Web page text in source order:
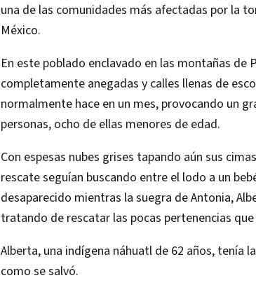
una de las comunidades más afectadas por la
México.
En este poblado enclavado en las montañas de
completamente anegadas y calles llenas de
normalmente hace en un mes, provocando un
personas, ocho de ellas menores de edad.
Con espesas nubes grises tapando aún sus
rescate seguían buscando entre el lodo a un
desaparecido mientras la suegra de Antonia,
tratando de rescatar las pocas pertenencias
Alberta, una indígena náhuatl de 62 años, tenía
como se salvó.